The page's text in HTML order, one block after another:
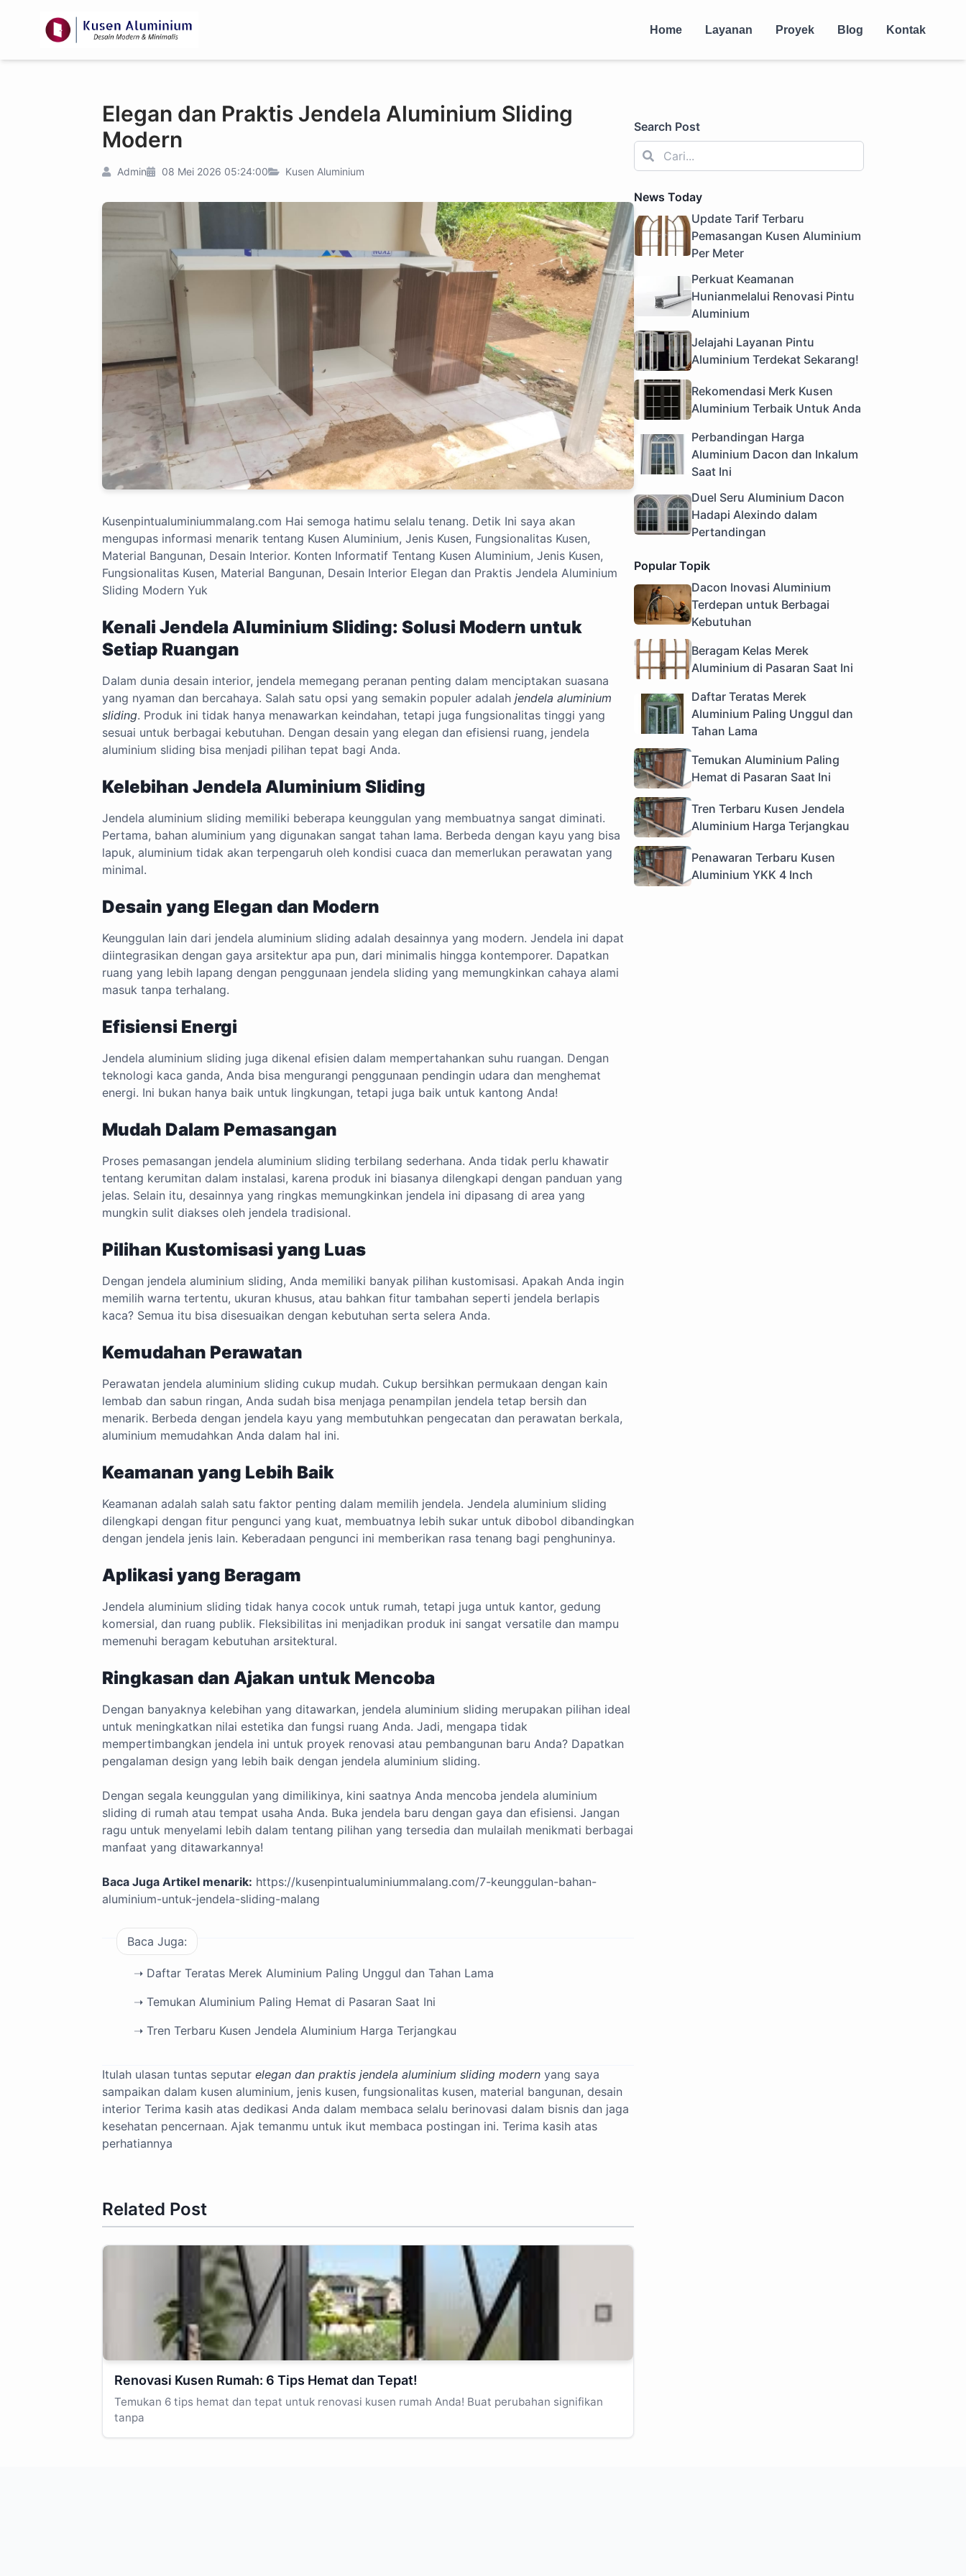
Home Layanan Proyek Blog Kontak
Elegan dan Praktis Jendela Aluminium Sliding
Modern
Admin 08 Mei 2026 05:24:00 Kusen Aluminium
Kusenpintualuminiummalang.com Hai semoga hatimu selalu tenang. Detik Ini saya akan
mengupas informasi menarik tentang Kusen Aluminium, Jenis Kusen, Fungsionalitas Kusen,
Material Bangunan, Desain Interior. Konten Informatif Tentang Kusen Aluminium, Jenis Kusen,
Fungsionalitas Kusen, Material Bangunan, Desain Interior Elegan dan Praktis Jendela Aluminium
Sliding Modern Yuk
Kenali Jendela Aluminium Sliding: Solusi Modern untuk
Setiap Ruangan
Dalam dunia desain interior, jendela memegang peranan penting dalam menciptakan suasana
yang nyaman dan bercahaya. Salah satu opsi yang semakin populer adalah jendela aluminium
sliding. Produk ini tidak hanya menawarkan keindahan, tetapi juga fungsionalitas tinggi yang
sesuai untuk berbagai kebutuhan. Dengan desain yang elegan dan efisiensi ruang, jendela
aluminium sliding bisa menjadi pilihan tepat bagi Anda.
Kelebihan Jendela Aluminium Sliding
Jendela aluminium sliding memiliki beberapa keunggulan yang membuatnya sangat diminati.
Pertama, bahan aluminium yang digunakan sangat tahan lama. Berbeda dengan kayu yang bisa
lapuk, aluminium tidak akan terpengaruh oleh kondisi cuaca dan memerlukan perawatan yang
minimal.
Desain yang Elegan dan Modern
Keunggulan lain dari jendela aluminium sliding adalah desainnya yang modern. Jendela ini dapat
diintegrasikan dengan gaya arsitektur apa pun, dari minimalis hingga kontemporer. Dapatkan
ruang yang lebih lapang dengan penggunaan jendela sliding yang memungkinkan cahaya alami
masuk tanpa terhalang.
Efisiensi Energi
Jendela aluminium sliding juga dikenal efisien dalam mempertahankan suhu ruangan. Dengan
teknologi kaca ganda, Anda bisa mengurangi penggunaan pendingin udara dan menghemat
energi. Ini bukan hanya baik untuk lingkungan, tetapi juga baik untuk kantong Anda!
Mudah Dalam Pemasangan
Proses pemasangan jendela aluminium sliding terbilang sederhana. Anda tidak perlu khawatir
tentang kerumitan dalam instalasi, karena produk ini biasanya dilengkapi dengan panduan yang
jelas. Selain itu, desainnya yang ringkas memungkinkan jendela ini dipasang di area yang
mungkin sulit diakses oleh jendela tradisional.
Pilihan Kustomisasi yang Luas
Dengan jendela aluminium sliding, Anda memiliki banyak pilihan kustomisasi. Apakah Anda ingin
memilih warna tertentu, ukuran khusus, atau bahkan fitur tambahan seperti jendela berlapis
kaca? Semua itu bisa disesuaikan dengan kebutuhan serta selera Anda.
Kemudahan Perawatan
Perawatan jendela aluminium sliding cukup mudah. Cukup bersihkan permukaan dengan kain
lembab dan sabun ringan, Anda sudah bisa menjaga penampilan jendela tetap bersih dan
menarik. Berbeda dengan jendela kayu yang membutuhkan pengecatan dan perawatan berkala,
aluminium memudahkan Anda dalam hal ini.
Keamanan yang Lebih Baik
Keamanan adalah salah satu faktor penting dalam memilih jendela. Jendela aluminium sliding
dilengkapi dengan fitur pengunci yang kuat, membuatnya lebih sukar untuk dibobol dibandingkan
dengan jendela jenis lain. Keberadaan pengunci ini memberikan rasa tenang bagi penghuninya.
Aplikasi yang Beragam
Jendela aluminium sliding tidak hanya cocok untuk rumah, tetapi juga untuk kantor, gedung
komersial, dan ruang publik. Fleksibilitas ini menjadikan produk ini sangat versatile dan mampu
memenuhi beragam kebutuhan arsitektural.
Ringkasan dan Ajakan untuk Mencoba
Dengan banyaknya kelebihan yang ditawarkan, jendela aluminium sliding merupakan pilihan ideal
untuk meningkatkan nilai estetika dan fungsi ruang Anda. Jadi, mengapa tidak
mempertimbangkan jendela ini untuk proyek renovasi atau pembangunan baru Anda? Dapatkan
pengalaman design yang lebih baik dengan jendela aluminium sliding.
Dengan segala keunggulan yang dimilikinya, kini saatnya Anda mencoba jendela aluminium
sliding di rumah atau tempat usaha Anda. Buka jendela baru dengan gaya dan efisiensi. Jangan
ragu untuk menyelami lebih dalam tentang pilihan yang tersedia dan mulailah menikmati berbagai
manfaat yang ditawarkannya!
Baca Juga Artikel menarik: https://kusenpintualuminiummalang.com/7-keunggulan-bahan-
aluminium-untuk-jendela-sliding-malang
Baca Juga:
➝ Daftar Teratas Merek Aluminium Paling Unggul dan Tahan Lama
➝ Temukan Aluminium Paling Hemat di Pasaran Saat Ini
➝ Tren Terbaru Kusen Jendela Aluminium Harga Terjangkau
Itulah ulasan tuntas seputar elegan dan praktis jendela aluminium sliding modern yang saya
sampaikan dalam kusen aluminium, jenis kusen, fungsionalitas kusen, material bangunan, desain
interior Terima kasih atas dedikasi Anda dalam membaca selalu berinovasi dalam bisnis dan jaga
kesehatan pencernaan. Ajak temanmu untuk ikut membaca postingan ini. Terima kasih atas
perhatiannya
Related Post
Renovasi Kusen Rumah: 6 Tips Hemat dan Tepat!
Temukan 6 tips hemat dan tepat untuk renovasi kusen rumah Anda! Buat perubahan signifikan
tanpa
Search Post
News Today
Update Tarif Terbaru
Pemasangan Kusen Aluminium
Per Meter
Perkuat Keamanan
Hunianmelalui Renovasi Pintu
Aluminium
Jelajahi Layanan Pintu
Aluminium Terdekat Sekarang!
Rekomendasi Merk Kusen
Aluminium Terbaik Untuk Anda
Perbandingan Harga
Aluminium Dacon dan Inkalum
Saat Ini
Duel Seru Aluminium Dacon
Hadapi Alexindo dalam
Pertandingan
Popular Topik
Dacon Inovasi Aluminium
Terdepan untuk Berbagai
Kebutuhan
Beragam Kelas Merek
Aluminium di Pasaran Saat Ini
Daftar Teratas Merek
Aluminium Paling Unggul dan
Tahan Lama
Temukan Aluminium Paling
Hemat di Pasaran Saat Ini
Tren Terbaru Kusen Jendela
Aluminium Harga Terjangkau
Penawaran Terbaru Kusen
Aluminium YKK 4 Inch